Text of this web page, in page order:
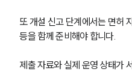
또 개설 신고 단계에서는 면허
등을 함께 준비해야 합니다.
제출 자료와 실제 운영 상태가